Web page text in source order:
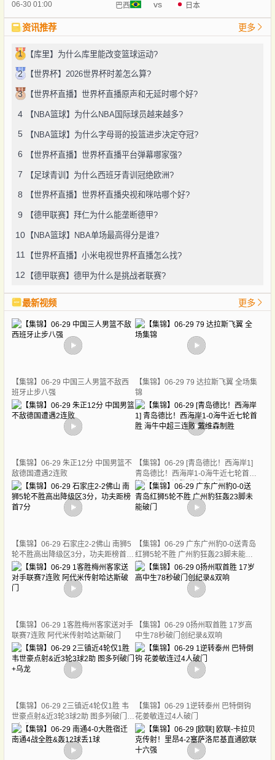
06-30 01:00 巴西 vs 日本
资讯推荐 更多
1 【库里】为什么库里能改变篮球运动?
2 【世界杯】2026世界杯时差怎么算?
3 【世界杯直播】世界杯直播原声和无延时哪个好?
4 【NBA篮球】为什么NBA国际球员越来越多?
5 【NBA篮球】为什么字母哥的投篮进步决定夺冠?
6 【世界杯直播】世界杯直播平台弹幕哪家强?
7 【足球青训】为什么西班牙青训冠绝欧洲?
8 【世界杯直播】世界杯直播央视和咪咕哪个好?
9 【德甲联赛】拜仁为什么能垄断德甲?
10 【NBA篮球】NBA单场最高得分是谁?
11 【世界杯直播】小米电视世界杯直播怎么找?
12 【德甲联赛】德甲为什么是挑战者联赛?
最新视频 更多
【集锦】06-29 中国三人男篮不敌西
班牙止步八强
【集锦】06-29 79 达拉斯飞翼 全场集
锦
【集锦】06-29 朱正12分 中国男篮不
敌德国遭遇2连败
【集锦】06-29 [青岛德比！西海岸1]
青岛德比！西海岸1-0海牛近七轮首胜
海牛中超三连败 戴维森制胜
【集锦】06-29 石家庄2-2佛山 南狮5
轮不胜高出降级区3分，功夫距榜首7
分
【集锦】06-29 广东广州豹0-0送青岛
红狮5轮不胜 广州豹狂轰23脚未能破
门
【集锦】06-29 1客胜梅州客家送对手
联赛7连败 阿代米传射哈达斯破门
【集锦】06-29 0扬州取首胜 17岁高
中生78秒破门创纪录&双响
【集锦】06-29 2三镇近4轮仅1胜 韦
世豪点射&近3轮3球2助 图多列破门
+乌龙
【集锦】06-29 1逆转泰州 巴特倒钩
花姜敏连过4人破门